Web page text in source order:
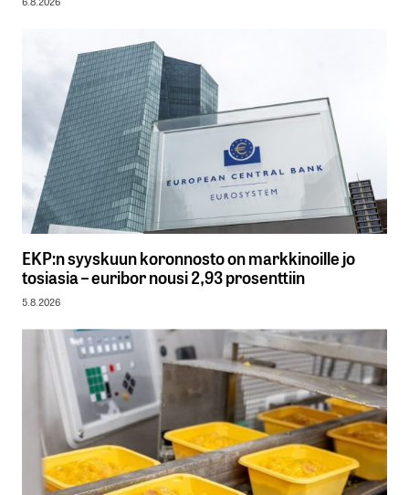
EKP:n syyskuun koronnosto on markkinoille jo
tosiasia – euribor nousi 2,93 prosenttiin
5.8.2026